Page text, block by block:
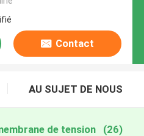
Contact
AU SUJET DE NOUS
de tension (26)